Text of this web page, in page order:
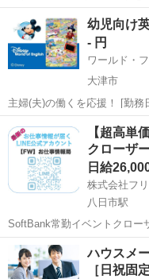
す。 リストに基づいて製品
絡をとって、新しい機器へ切
してガス、電気、ネットサー
草津市 営業
幼児向け
- 円
ワールド・
大津市
主婦(夫)の働くを応援！ [勤務日数]： 週4日~
10:00~17:00/10:00~16:00/
駅]： 滋賀県大津市 ※勤務エ
滋賀 大津市 営業
【超高単
クローザ
日給
株式会社フ
八日市駅
SoftBank常勤イベントクローザー ［お仕事内容］ コス
SoftBankイベントブースにて
＊モバイル、固定、提案可
［稼...
滋賀 東近江市 八日
ハウスメ
［日祝固